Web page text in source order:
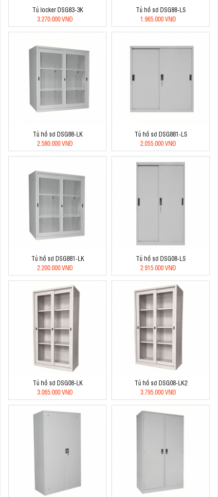
Tủ locker DSG83-3K
3.270.000 VNĐ
Tủ hồ sơ DSG88-LS
1.965.000 VNĐ
Tủ hồ sơ DSG88-LK
2.580.000 VNĐ
Tủ hồ sơ DSG881-LS
2.055.000 VNĐ
Tủ hồ sơ DSG881-LK
2.200.000 VNĐ
Tủ hồ sơ DSG08-LS
2.915.000 VNĐ
Tủ hồ sơ DSG08-LK
3.065.000 VNĐ
Tủ hồ sơ DSG08-LK2
3.795.000 VNĐ